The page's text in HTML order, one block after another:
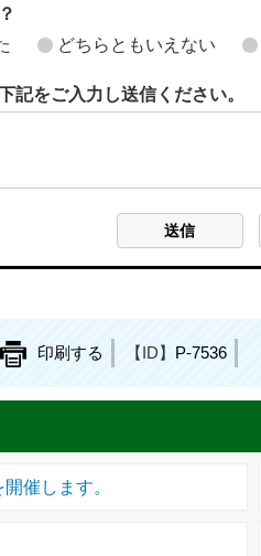
どちらともいえない
記をご入力し送信ください。
印刷する 【ID】 P-7536
催します。